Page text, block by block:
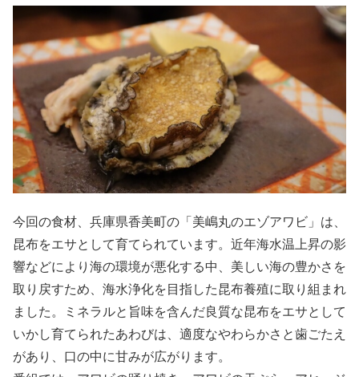
今回の食材、兵庫県香美町の「美嶋丸のエゾアワビ」は、
昆布をエサとして育てられています。近年海水温上昇の影
響などにより海の環境が悪化する中、美しい海の豊かさを
取り戻すため、海水浄化を目指した昆布養殖に取り組まれ
ました。ミネラルと旨味を含んだ良質な昆布をエサとして
いかし育てられたあわびは、適度なやわらかさと歯ごたえ
があり、口の中に甘みが広がります。